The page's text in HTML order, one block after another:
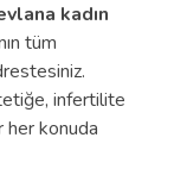
kadın
tüm
infertilite
konuda